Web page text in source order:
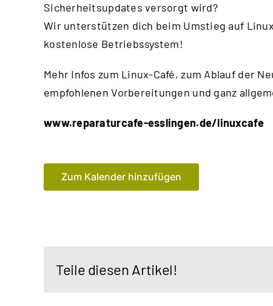
Sicherheitsupdates versorgt wird?
Wir unterstützen dich beim Umstieg auf
kostenlose Betriebssystem!
Mehr Infos zum Linux-Café, zum Ablauf der
empfohlenen Vorbereitungen und ganz
www.reparaturcafe-esslingen.de/linuxcafe
Zum Kalender hinzufügen
Teile diesen Artikel!